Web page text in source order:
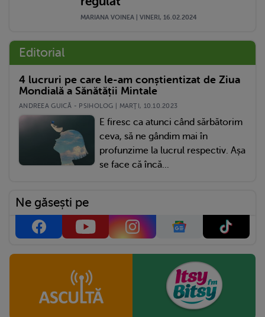
MARIANA VOINEA | VINERI, 16.02.2024
Editorial
4 lucruri pe care le-am conștientizat de Ziua
Mondială a Sănătății Mintale
ANDREEA GUICĂ - PSIHOLOG | MARŢI, 10.10.2023
E firesc ca atunci când sărbătorim
ceva, să ne gândim mai în
profunzime la lucrul respectiv. Așa
se face că încă...
Ne găsești pe